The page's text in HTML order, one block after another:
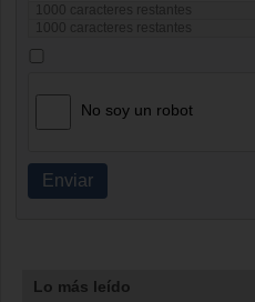
1000
caracteres restantes
1000
caracteres restantes
No soy un robot
Enviar
Lo más leído